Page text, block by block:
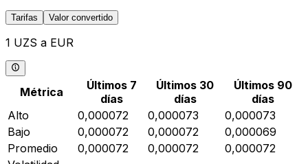
Tarifas Valor convertido
1 UZS a EUR
Métrica
Últimos 7
días
Últimos 30
días
Últimos 90
días
Alto
0,000072 0,000073
0,000073
Bajo
0,000072 0,000072
0,000069
Promedio
0,000072 0,000072
0,000072